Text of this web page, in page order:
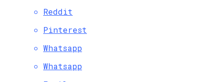
Reddit
Pinterest
Whatsapp
Whatsapp